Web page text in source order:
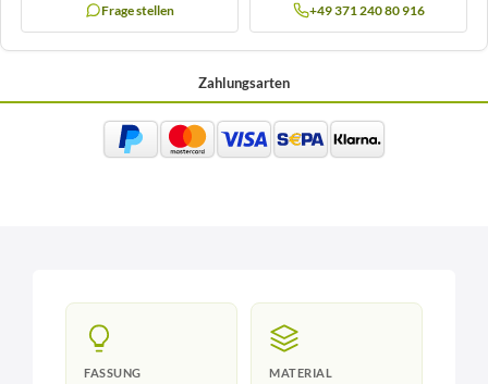
Frage stellen +49 371 240 80 916
Zahlungsarten
FASSUNG MATERIAL